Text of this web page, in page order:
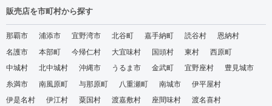
販売店を市町村から探す
那覇市 浦添市 宜野湾市 北谷町 嘉手納町 読谷村
恩納村
名護市
本部町 今帰仁村 大宜味村 国頭村 東村
西原町
中城村
北中城村 沖縄市 うるま市 金武町 宜野座村
豊見城市
糸満市
南風原町 与那原町 八重瀬町 南城市
伊平屋村
伊是名村
伊江村 粟国村 渡嘉敷村 座間味村
渡名喜村